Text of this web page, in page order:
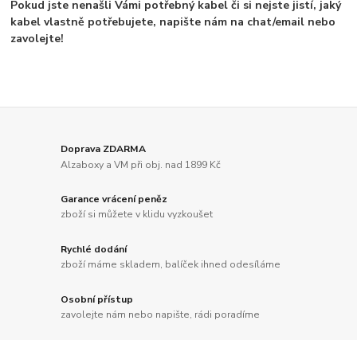
Pokud jste nenašli Vámi potřebný kabel či si nejste jistí, jaký
kabel vlastně potřebujete, napište nám na chat/email nebo
zavolejte!
Doprava ZDARMA
Alzaboxy a VM při obj. nad 1899 Kč
Garance vrácení peněz
zboží si můžete v klidu vyzkoušet
Rychlé dodání
zboží máme skladem, balíček ihned odesíláme
Osobní přístup
zavolejte nám nebo napište, rádi poradíme